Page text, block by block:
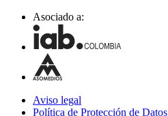
Asociado a:
Aviso legal
Política de Protección de Datos